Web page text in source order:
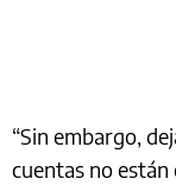
“Sin embargo,
cuentas no